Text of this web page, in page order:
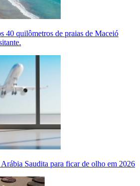
40 quilômetros de praias de Maceió
Saudita para ficar de olho em 2026